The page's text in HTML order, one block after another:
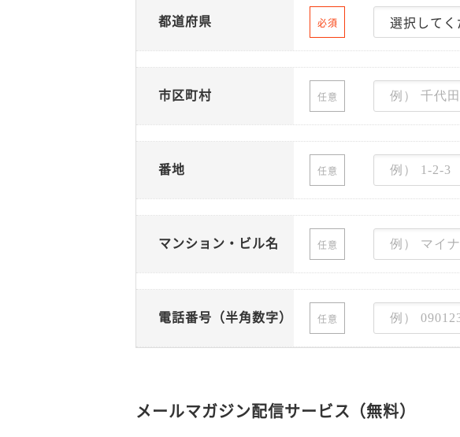
都道府県 必須
市区町村 任意
番地 任意
マンション・ビル名 任意
電話番号（半角数字） 任意
メールマガジン配信サービス（無料）